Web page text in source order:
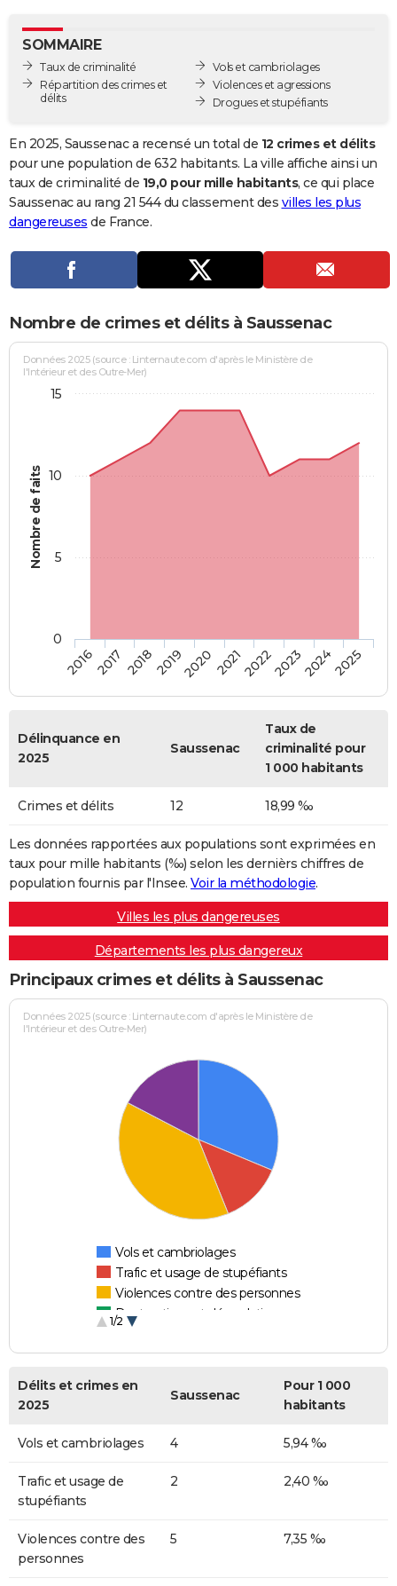
GUIDES D'ACHAT
BONS PLANS
Carte de Noël
Carte Bonne année
Carte Saint-Valentin
Carte Pâques
Carte d'anniversaire
DICTIONNAIRE
Dictionnaire
Biographies
Citations
Expressions
Proverbes
PROGRAMME TV
Se connecter
Entreprises
Service militaire
Avis de recherche
AVIS DE DÉCÈS
Bricolage
Lifestyle
Culture
Sport
Auto
Television
Voyage
Cinema
SOMMAIRE
Taux de criminalité
Répartition des crimes et
délits
Vols et cambriolages
Violences et agressions
Drogues et stupéfiants
En 2025, Saussenac a recensé un total de 12 crimes et délits
pour une population de 632 habitants. La ville affiche ainsi un
taux de criminalité de 19,0 pour mille habitants, ce qui place
Saussenac au rang 21 544 du classement des villes les plus
dangereuses de France.
Nombre de crimes et délits à Saussenac
Nombre de faits
Données 2025 (source : Linternaute.com d'après le Ministère de
l'Intérieur et des Outre-Mer)
20162017 20182019202020212022202320242025
0
5
10
15
Délinquance en
2025
Saussenac
Taux de
criminalité pour
1 000 habitants
Crimes et délits 12 18,99 ‰
Les données rapportées aux populations sont exprimées en
taux pour mille habitants (‰) selon les dernièrs chiffres de
population fournis par l'Insee. Voir la méthodologie.
Villes les plus dangereuses
Départements les plus dangereux
Principaux crimes et délits à Saussenac
Données 2025 (source : Linternaute.com d'après le Ministère de
l'Intérieur et des Outre-Mer)
Vols et cambriolages
Trafic et usage de stupéfiants
Violences contre des personnes
Destructions et dégradations
1/2
Délits et crimes en
2025
Saussenac
Pour 1 000
habitants
Vols et cambriolages 4 5,94 ‰
Trafic et usage de
stupéfiants
2 2,40 ‰
Violences contre des
personnes
5 7,35 ‰